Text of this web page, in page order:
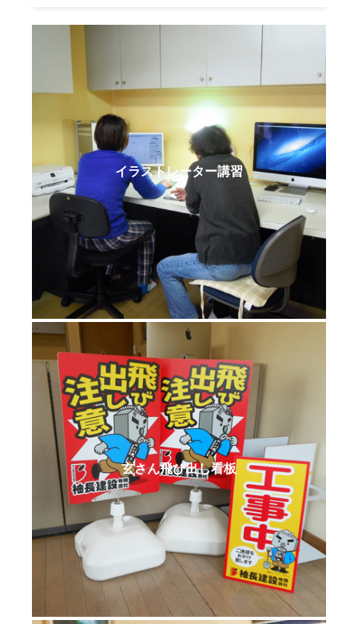
イラストレーター講習
玄さん飛び出し看板